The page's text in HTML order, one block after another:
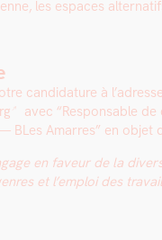
les espaces alter­nat­ifs
can­di­da­ture à l’adresse
avec “Respon­s­able
BLes Amar­res” en objet
en faveur de la
et l’emploi des